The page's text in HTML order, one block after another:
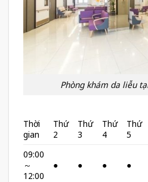
Phòng khám da liễu
Thời
gian
Thứ
2
Thứ
3
Thứ
4
Thứ
5
09:00
～
12:00
● ● ● ●